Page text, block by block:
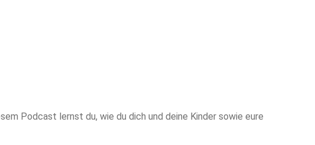
Podcast lernst du, wie du dich und deine Kinder sowie eure